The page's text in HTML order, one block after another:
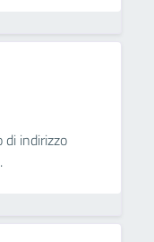
di indirizzo